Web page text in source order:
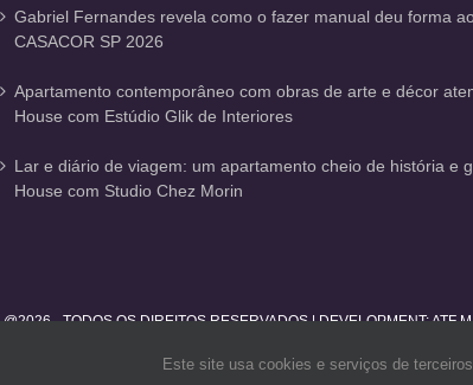
Gabriel Fernandes revela como o fazer manual deu forma
CASACOR SP 2026
Apartamento contemporâneo com obras de arte e décor
House com Estúdio Glik de Interiores
Lar e diário de viagem: um apartamento cheio de história e
House com Studio Chez Morin
@2026 - TODOS OS DIREITOS RESERVADOS | DEVELOPMENT:ATF
FacebookTwitterInstagram
Este site usa cookies e serviços de